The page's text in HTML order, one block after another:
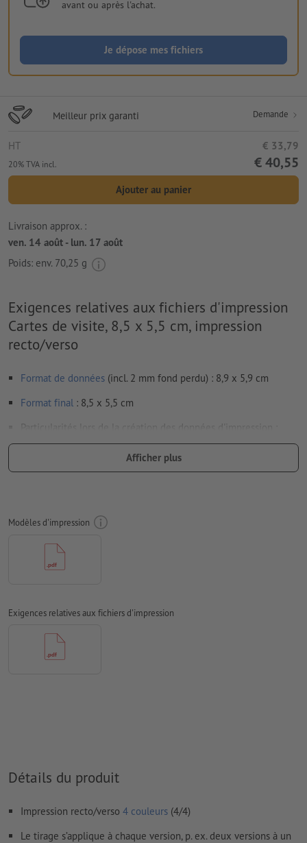
avant ou après l'achat.
Je dépose mes fichiers
Meilleur prix garanti Demande
HT € 33,79
20% TVA incl. € 40,55
Ajouter au panier
Livraison approx. :
ven. 14 août - lun. 17 août
Poids: env. 70,25 g
Exigences relatives aux fichiers d'impression
Cartes de visite, 8,5 x 5,5 cm, impression
recto/verso
Format de données (incl. 2 mm fond perdu) : 8,9 x 5,9 cm
Format final : 8,5 x 5,5 cm
Particularités lors de la création des données d'impression :
d'impression fini, veuillez tenir compte du
Résolution:
300 dpi
Prévoir 2 mm
importantes à une distance de min. 4 mm du format final
doivent être vectorisés
Mode couleur :
papiers couchés, FOGRA52 (PSO Uncoated v3 FOGRA52) pour
Le contenu deschamps de formulaire
Afficher plus
Modèles d'impression
Exigences relatives aux fichiers d'impression
Détails du produit
Impression recto/verso 4 couleurs (4/4)
Le tirage s’applique à chaque version, p. ex. deux versions à un